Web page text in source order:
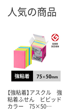
人気の商品
【強粘着】アスクル 強
粘着ふせん ビビッド
カラー 75×50…